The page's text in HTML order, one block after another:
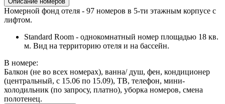
Номерной фонд отеля - 97 номеров в 5-ти этажным корпусе с
лифтом.
Standard Room - однокомнатный номер площадью 18 кв.
м. Вид на территорию отеля и на бассейн.
В номере:
Балкон (не во всех номерах), ванна/ душ, фен, кондиционер
(центральный, с 15.06 по 15.09), ТВ, телефон, мини-
холодильник (по запросу, платно), уборка номеров, смена
полотенец.